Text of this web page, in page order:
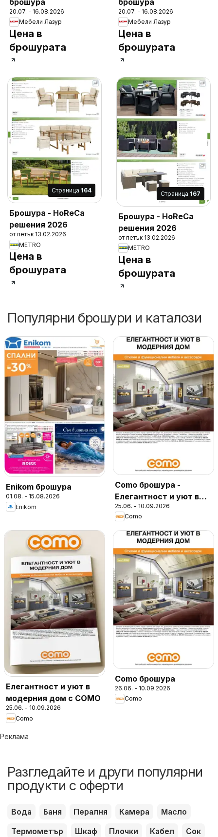
20.07. - 16.08.2026
Мебели Лазур
Цена в
брошурата
20.07. - 16.08.2026
Мебели Лазур
Цена в
брошурата
Cтраница 164
Брошура - HoReCa
решения 2026
от петък 13.02.2026
METRO
Цена в
брошурата
Cтраница 167
Брошура - HoReCa
решения 2026
от петък 13.02.2026
METRO
Цена в
брошурата
Популярни брошури и каталози
Enikom брошура
01.08. - 15.08.2026
Enikom
Como брошура -
Елегантност и уют в
модерния дом
25.06. - 10.09.2026
Como
Елегантност и уют в
модерния дом с COMO
25.06. - 10.09.2026
Como
Como брошура
26.06. - 10.09.2026
Como
Реклама
Разгледайте и други популярни
продукти с оферти
Вода Баня Пералня Камера
Масло
Термометър
Шкаф Плочки Кабел
Сок